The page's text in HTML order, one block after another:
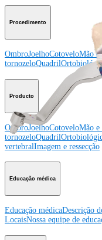
Procedimento
OmbroJoelhoCotoveloMão e
tornozeloQuadril
Producto
OmbroJoelhoCotoveloMão e
tornozeloQuadril
vertebralImagem e ressecção
Educação médica
Educação médicaDescrição
LocaisNossa equipe de